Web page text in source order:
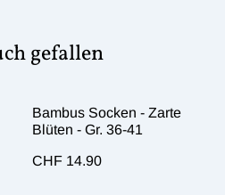
gefallen
Bambus Socken - Zarte
Blüten - Gr. 36-41
CHF 14.90